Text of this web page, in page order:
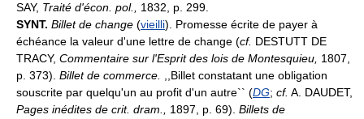
SAY, Traité d'écon. pol., 1832, p. 299.
SYNT. Billet de change (vieilli). Promesse écrite de payer à
échéance la valeur d'une lettre de change (cf. DESTUTT DE
TRACY, Commentaire sur l'Esprit des lois de Montesquieu, 1807,
p. 373). Billet de commerce.
,,Billet constatant une obligation
souscrite par quelqu'un au profit d'un autre`` (DG; cf. A. DAUDET,
Pages inédites de crit. dram.,
1897, p. 69). Billets de